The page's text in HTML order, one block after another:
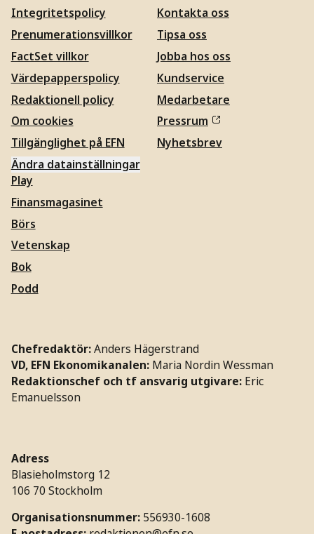
Integritetspolicy
Prenumerationsvillkor
FactSet villkor
Värdepapperspolicy
Redaktionell policy
Om cookies
Tillgänglighet på EFN
Ändra datainställningar
Kontakta oss
Tipsa oss
Jobba hos oss
Kundservice
Medarbetare
Pressrum
Nyhetsbrev
Play
Finansmagasinet
Börs
Vetenskap
Bok
Podd
Chefredaktör:Anders Hägerstrand
VD, EFN Ekonomikanalen: Maria Nordin Wessman
Redaktionschef och tf ansvarig utgivare: Eric
Emanuelsson
Adress
Blasieholmstorg 12
106 70 Stockholm
Organisationsnummer: 556930-1608